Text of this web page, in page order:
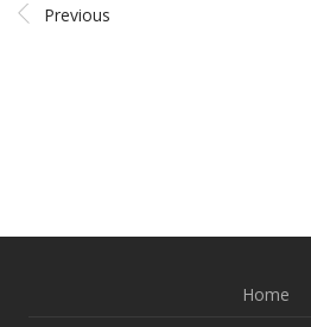
Previous
Home